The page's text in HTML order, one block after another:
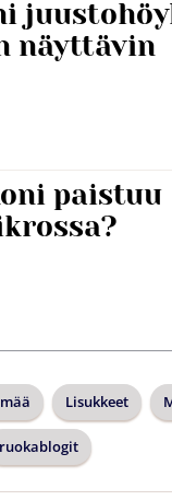
näyttävin
paistuu
Lisukkeet
ruokablogit